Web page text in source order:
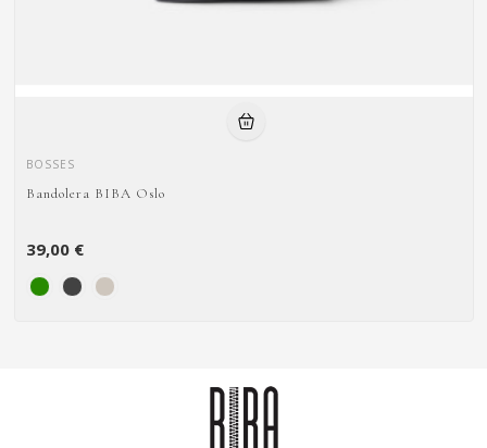
BOSSES
Bandolera BIBA Oslo
39,00 €